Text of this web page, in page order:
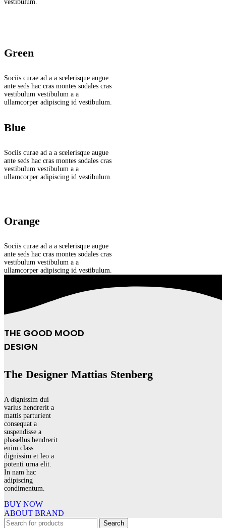
vestibulum.
Green
Sociis curae ad a a scelerisque augue
ante seds hac cras montes sodales cras
vestibulum vestibulum a a
ullamcorper adipiscing id vestibulum.
Blue
Sociis curae ad a a scelerisque augue
ante seds hac cras montes sodales cras
vestibulum vestibulum a a
ullamcorper adipiscing id vestibulum.
Orange
Sociis curae ad a a scelerisque augue
ante seds hac cras montes sodales cras
vestibulum vestibulum a a
ullamcorper adipiscing id vestibulum.
THE GOOD MOOD
DESIGN
The Designer Mattias Stenberg
A dignissim dui
varius hendrerit a
mattis parturient
consequat a
suspendisse a
phasellus hendrerit
enim class
dignissim et leo a
potenti urna elit.
In nam hac
adipiscing
condimentum.
BUY NOW
ABOUT BRAND
Search